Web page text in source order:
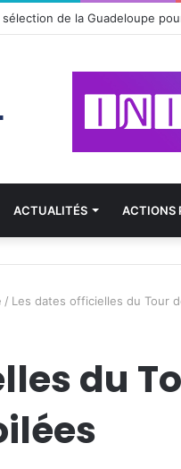
Mike Happio nommé coach
ACTUALITÉS ACTIONS
/ Les dates officielles du Tour
du